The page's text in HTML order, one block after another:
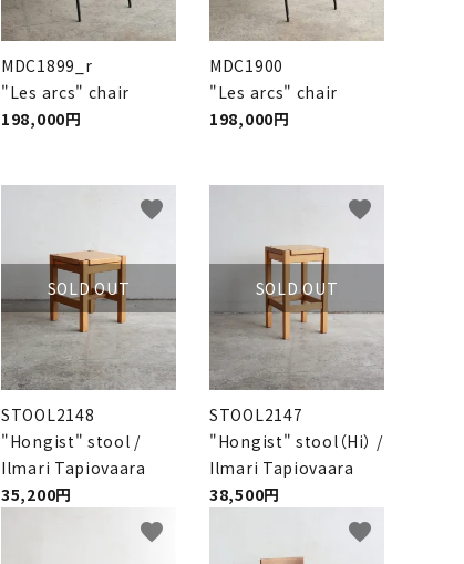
MDC1899_r
"Les arcs" chair
198,000円
MDC1900
"Les arcs" chair
198,000円
SOLD OUT
STOOL2148
"Hongist" stool /
Ilmari Tapiovaara
35,200円
favorite
SOLD OUT
STOOL2147
"Hongist" stool（Hi） /
Ilmari Tapiovaara
38,500円
favorite
favorite favorite